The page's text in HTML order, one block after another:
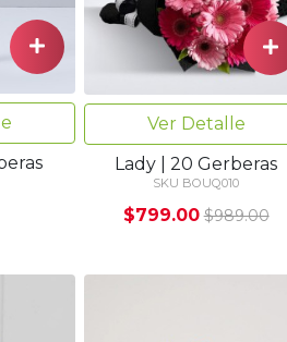
Ver Detalle
Lady | 20 Gerberas
SKU BOUQ010
$799.00 $989.00